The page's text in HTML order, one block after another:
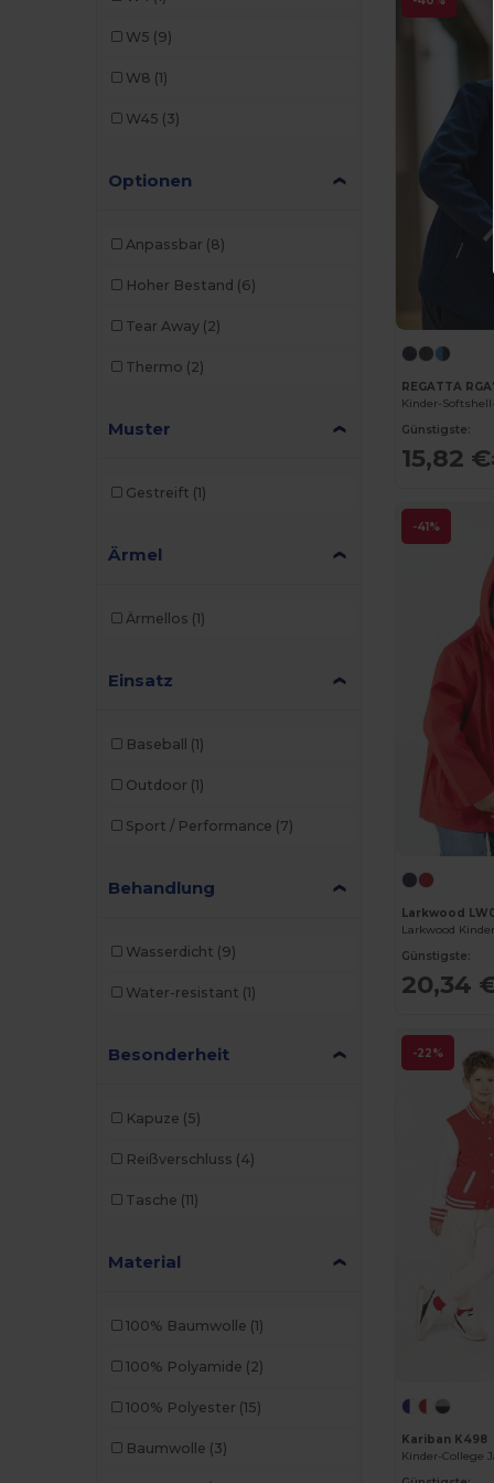
Roly (1)
W5 (9)
W8 (1)
W45 (3)
Optionen
Anpassbar (8)
Hoher Bestand (6)
Tear Away (2)
Thermo (2)
Muster
Gestreift (1)
Ärmel
Ärmellos (1)
Einsatz
Baseball (1)
Outdoor (1)
Sport / Performance (7)
Behandlung
Wasserdicht (9)
Water-resistant (1)
Besonderheit
Kapuze (5)
Reißverschluss (4)
Tasche (11)
Material
100% Baumwolle (1)
100% Polyamide (2)
100% Polyester (15)
Baumwolle (3)
REGATTA
Kinder-
Günstigste:
15,82 €
-41%
Larkwood
Günstigste:
20,34
-22%
Kariban K498
Kinder-College